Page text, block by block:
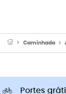
Caminhada
Portes